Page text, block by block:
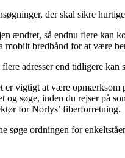
der skal sikre
ændret, så endnu flere kan
bredbånd for at være
adresser end tidligere
vigtigt at være opmærksom
og søge, inden du rejser på
for Norlys’ fiberforretning.
søge ordningen for